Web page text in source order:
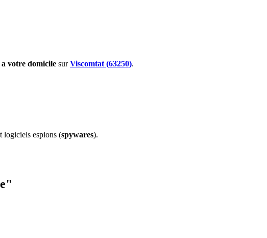
a votre domicile surViscomtat (63250).
logiciels espions (spywares).